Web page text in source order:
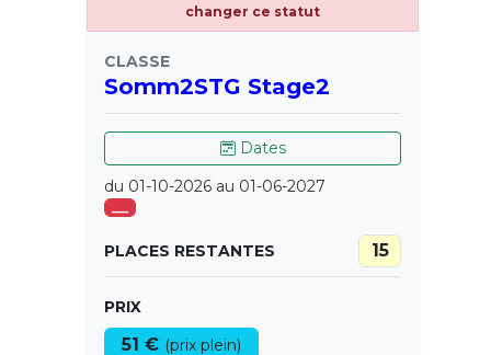
changer ce statut
CLASSE
Somm2STG Stage2
Dates
du 01-10-2026 au 01-06-2027
___
PLACES RESTANTES 15
PRIX
51 € (prix plein)